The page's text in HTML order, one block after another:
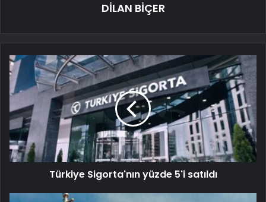
DİLAN BİÇER
Türkiye Sigorta'nın yüzde 5'i satıldı